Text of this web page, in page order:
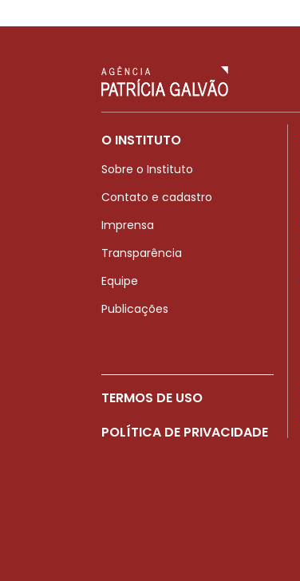
O INSTITUTO
Sobre o Instituto
Contato e cadastro
Imprensa
Transparência
Equipe
Publicações
TERMOS DE USO
POLÍTICA DE PRIVACIDADE